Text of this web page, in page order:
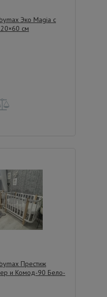
Эко Magia с
см
Престиж
и Комод-90 Бело-